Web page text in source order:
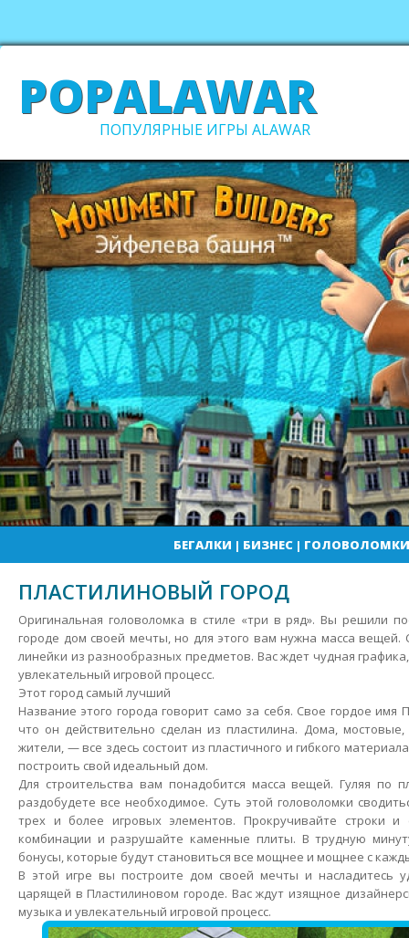
POPALAWAR
ПОПУЛЯРНЫЕ ИГРЫ ALAWAR
БЕГАЛКИ | БИЗНЕС| ГОЛОВОЛОМКИ
ПЛАСТИЛИНОВЫЙ ГОРОД
Оригинальная головоломка в стиле «три в ряд». Вы решили
городе дом своей мечты, но для этого вам нужна масса вещей.
линейки из разнообразных предметов. Вас ждет чудная
увлекательный игровой процесс.
Этот город самый лучший
Название этого города говорит само за себя. Свое гордое имя
что он действительно сделан из пластилина. Дома,
жители, — все здесь состоит из пластичного и гибкого
построить свой идеальный дом.
Для строительства вам понадобится масса вещей. Гуляя по
раздобудете все необходимое. Суть этой головоломки
трех и более игровых элементов. Прокручивайте строки
комбинации и разрушайте каменные плиты. В трудную
бонусы, которые будут становиться все мощнее и мощнее с
В этой игре вы построите дом своей мечты и насладитесь
царящей в Пластилиновом городе. Вас ждут изящное
музыка и увлекательный игровой процесс.